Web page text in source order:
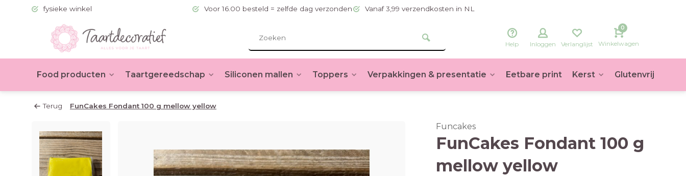
fysieke winkel Voor 16.00 besteld = zelfde dag verzonden Vanaf 3,99 verzendkosten in NL
Help Inloggen Verlanglijst
0
Winkelwagen
Food producten Taartgereedschap Siliconen mallen Toppers Verpakkingen & presentatie Eetbare print Kerst Glutenvrij
Terug FunCakes Fondant 100 g mellow yellow
Funcakes
FunCakes Fondant 100 g
mellow yellow